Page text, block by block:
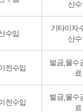
산수
수입
기타이자
산수
전수입
벌금,몰수
료
전수입
벌금,몰수
료